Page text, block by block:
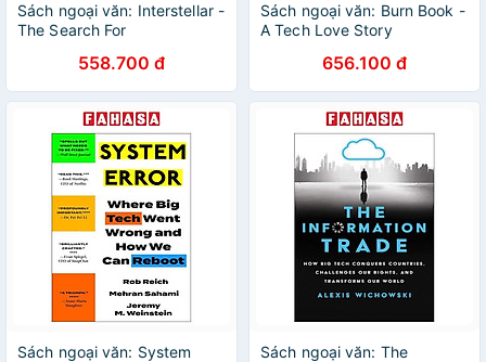
Sách ngoại văn: Interstellar -
The Search For
Future In The Stars
558.700 đ
Sách ngoại văn: Burn Book -
A Tech Love Story
656.100 đ
Sách ngoại văn: System
Sách ngoại văn: The